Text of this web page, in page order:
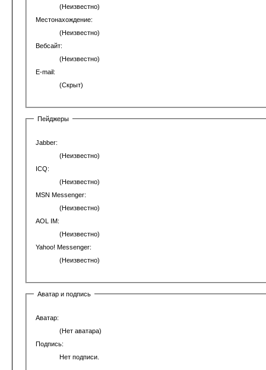
(Неизвестно)
Местонахождение:
(Неизвестно)
Вебсайт:
(Неизвестно)
E-mail:
(Скрыт)
Пейджеры
Jabber:
(Неизвестно)
ICQ:
(Неизвестно)
MSN Messenger:
(Неизвестно)
AOL IM:
(Неизвестно)
Yahoo! Messenger:
(Неизвестно)
Аватар и подпись
Аватар:
(Нет аватара)
Подпись:
Нет подписи.